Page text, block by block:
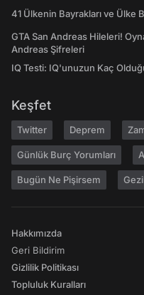
41 Ülkenin Bayrakları ve Ülke
GTA San Andreas Hileleri!
Andreas Şifreleri
IQ Testi: IQ'unuzun Kaç
Keşfet
Twitter Deprem
Günlük Burç Yorumları
Bugün Ne Pişirsem
Hakkımızda
Geri Bildirim
Gizlilik Politikası
Topluluk Kuralları